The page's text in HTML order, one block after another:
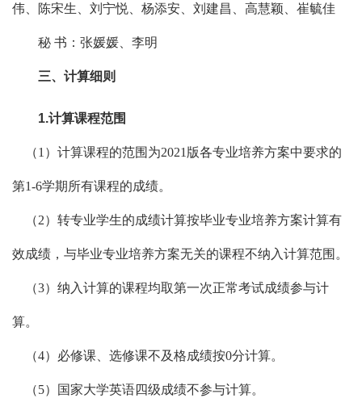
伟、陈宋生、刘宁悦、杨添安、刘建昌、高慧颖、崔毓佳
秘 书：张媛媛、李明
三、计算细则
1.计算课程范围
（1）计算课程的范围为2021版各专业培养方案中要求的
第1-6学期所有课程的成绩。
（2）转专业学生的成绩计算按毕业专业培养方案计算有
效成绩，与毕业专业培养方案无关的课程不纳入计算范围。
（3）纳入计算的课程均取第一次正常考试成绩参与计
算。
（4）必修课、选修课不及格成绩按0分计算。
（5）国家大学英语四级成绩不参与计算。